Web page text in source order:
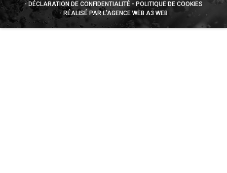
DÉCLARATION DE CONFIDENTIALITÉ
POLITIQUE DE COOKIES
RÉALISÉ PAR L’AGENCE WEB A3 WEB